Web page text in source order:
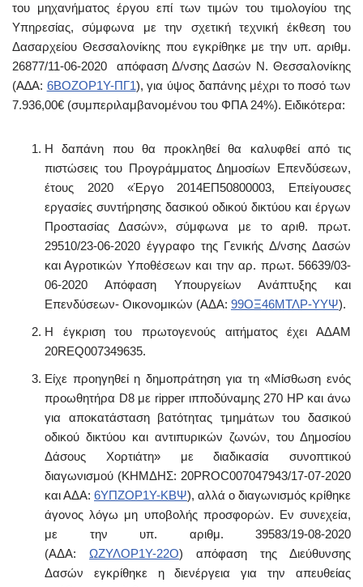
του μηχανήματος έργου επί των τιμών του τιμολογίου της
Υπηρεσίας, σύμφωνα με την σχετική τεχνική έκθεση του
Δασαρχείου Θεσσαλονίκης που εγκρίθηκε με την υπ. αριθμ.
26877/11-06-2020 απόφαση Δ/νσης Δασών Ν. Θεσσαλονίκης
(Α∆A: 6ΒΟΖΟΡ1Υ-ΠΓ1), για ύψος δαπάνης μέχρι το ποσό των
7.936,00€ (συμπεριλαμβανομένου του ΦΠΑ 24%). Ειδικότερα:
Η δαπάνη που θα προκληθεί θα καλυφθεί από τις
πιστώσεις του Προγράμματος Δημοσίων Επενδύσεων,
έτους 2020 «Έργο 2014ΕΠ50800003, Επείγουσες
εργασίες συντήρησης δασικού οδικού δικτύου και έργων
Προστασίας Δασών», σύμφωνα με το αριθ. πρωτ.
29510/23-06-2020 έγγραφο της Γενικής Δ/νσης Δασών
και Αγροτικών Υποθέσεων και την αρ. πρωτ. 56639/03-
06-2020 Απόφαση Υπουργείων Ανάπτυξης και
Επενδύσεων- Οικονομικών (ΑΔΑ: 99ΟΞ46ΜΤΛΡ-ΥΥΨ).
Η έγκριση του πρωτογενούς αιτήματος έχει ΑΔΑΜ
20REQ007349635.
Είχε προηγηθεί η δημοπράτηση για τη «Μίσθωση ενός
προωθητήρα D8 με ripper ιπποδύναμης 270 ΗΡ και άνω
για αποκατάσταση βατότητας τμημάτων του δασικού
οδικού δικτύου και αντιπυρικών ζωνών, του Δημοσίου
Δάσους Χορτιάτη» με διαδικασία συνοπτικού
διαγωνισμού (ΚΗΜΔΗΣ: 20PROC007047943/17-07-2020
και ΑΔΑ: 6ΥΠΖΟΡ1Υ-ΚΒΨ), αλλά ο διαγωνισμός κρίθηκε
άγονος λόγω μη υποβολής προσφορών. Εν συνεχεία,
με την υπ. αριθμ. 39583/19-08-2020
(ΑΔΑ: ΩΖΥΛΟΡ1Υ-22O) απόφαση της Διεύθυνσης
Δασών εγκρίθηκε η διενέργεια για την απευθείας